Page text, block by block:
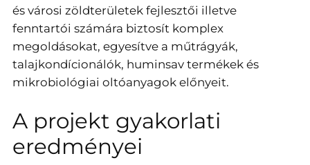
és városi zöldterületek fejlesztői illetve
fenntartói számára biztosít komplex
megoldásokat, egyesítve a műtrágyák,
talajkondícionálók, huminsav termékek és
mikrobiológiai oltóanyagok előnyeit.
A projekt gyakorlati
eredményei